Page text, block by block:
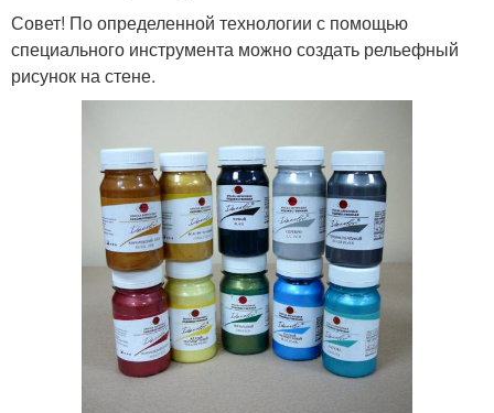
Совет! По определенной технологии с помощью
специального инструмента можно создать рельефный
рисунок на стене.